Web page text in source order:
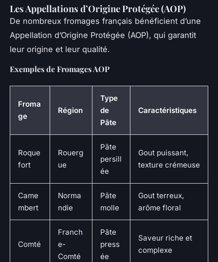
Les Appellations d’Origine Protégée (AOP)
De nombreux fromages français bénéficient d’une
Appellation d’Origine Protégée (AOP), qui garantit
leur origine et leur qualité.
Exemples de Fromages AOP
Froma
ge
Région
Type
de
Pâte
Caractéristiques
Roque
fort
Rouerg
ue
Pâte
persill
ée
Gout puissant,
texture crémeuse
Came
mbert
Norma
ndie
Pâte
molle
Gout terreux,
arôme floral
Comté
Franch
e-
Comté
Pâte
press
ée
Saveur riche et
complexe